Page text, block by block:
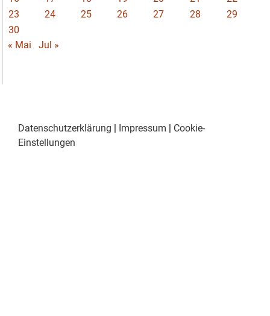
23
24 25 26 27 28
29
30
« Mai
Jul »
Datenschutzerklärung Impressum
Cookie-
Einstellungen